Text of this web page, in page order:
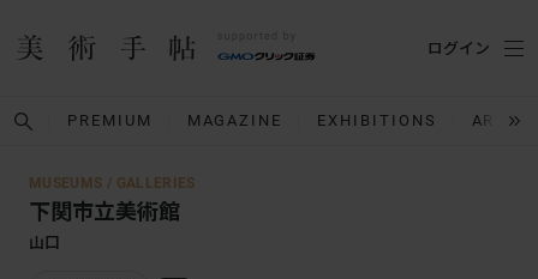
PREMIUM MAGAZINE EXHIBITIONS
ログイン
MUSEUMS / GALLERIES
下関市立美術館
山口